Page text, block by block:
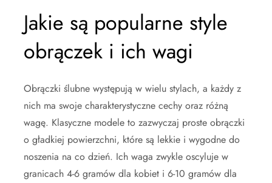
Jakie są popularne style
obrączek i ich wagi
Obrączki ślubne występują w wielu stylach, a każdy z
nich ma swoje charakterystyczne cechy oraz różną
wagę. Klasyczne modele to zazwyczaj proste obrączki
o gładkiej powierzchni, które są lekkie i wygodne do
noszenia na co dzień. Ich waga zwykle oscyluje w
granicach 4-6 gramów dla kobiet i 6-10 gramów dla